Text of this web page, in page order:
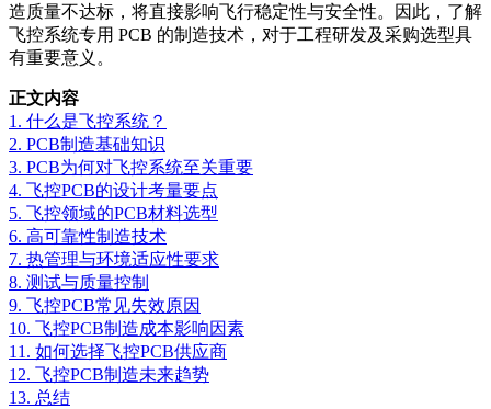
造质量不达标，将直接影响飞行稳定性与安全性。因此，了解
飞控系统专用 PCB 的制造技术，对于工程研发及采购选型具
有重要意义。
正文内容
1. 什么是飞控系统？
2. PCB制造基础知识
3. PCB为何对飞控系统至关重要
4. 飞控PCB的设计考量要点
5. 飞控领域的PCB材料选型
6. 高可靠性制造技术
7. 热管理与环境适应性要求
8. 测试与质量控制
9. 飞控PCB常见失效原因
10. 飞控PCB制造成本影响因素
11. 如何选择飞控PCB供应商
12. 飞控PCB制造未来趋势
13. 总结